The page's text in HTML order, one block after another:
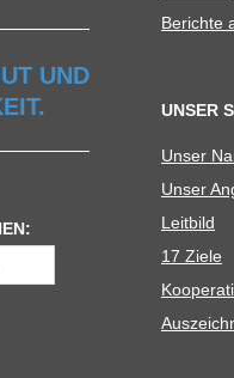
UND
Berichte
UNSER
Unser
Unser
Leit­bild
17 Ziele